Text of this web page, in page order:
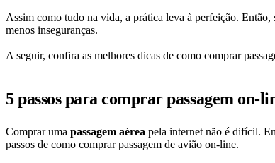
Assim como tudo na vida, a prática leva à perfeição. Então,
menos inseguranças.
A seguir, confira as melhores dicas de como comprar
5 passos para comprar passagem on-
Comprar uma passagem aérea pela internet não é difícil.
passos de como comprar passagem de avião on-line.